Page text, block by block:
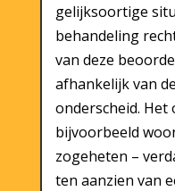
gelijksoortige
behandeling
van deze
afhankelijk van
onderscheid. Het
bijvoorbeeld
zogeheten –
ten aanzien van